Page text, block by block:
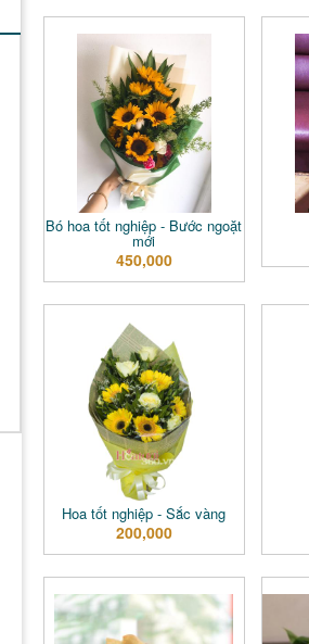
Bó hoa tốt nghiệp - Bước ngoặt
mới
450,000
Hoa tốt nghiệp - Sắc vàng
200,000